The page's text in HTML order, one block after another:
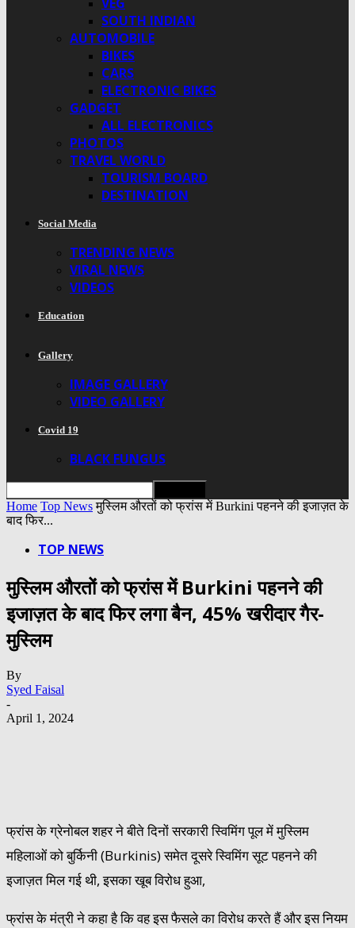
SOUTH INDIAN
AUTOMOBILE
BIKES
CARS
ELECTRONIC BIKES
GADGET
ALL ELECTRONICS
PHOTOS
TRAVEL WORLD
TOURISM BOARD
DESTINATION
Social Media
TRENDING NEWS
VIRAL NEWS
VIDEOS
Education
Gallery
IMAGE GALLERY
VIDEO GALLERY
Covid 19
BLACK FUNGUS
Home Top News मुस्लिम औरतों को फ्रांस में Burkini पहनने की इजाज़त के
बाद फिर...
TOP NEWS
मुस्लिम औरतों को फ्रांस में Burkini पहनने की
इजाज़त के बाद फिर लगा बैन, 45% खरीदार गैर-
मुस्लिम
By
Syed Faisal
-
April 1, 2024
फ्रांस के ग्रेनोबल शहर ने बीते दिनों सरकारी स्विमिंग पूल में मुस्लिम
महिलाओं को बुर्किनी (Burkinis) समेत दूसरे स्विमिंग सूट पहनने की
इजाज़त मिल गई थी, इसका खूब विरोध हुआ,
फ्रांस के मंत्री ने कहा है कि वह इस फैसले का विरोध करते हैं और इस नियम